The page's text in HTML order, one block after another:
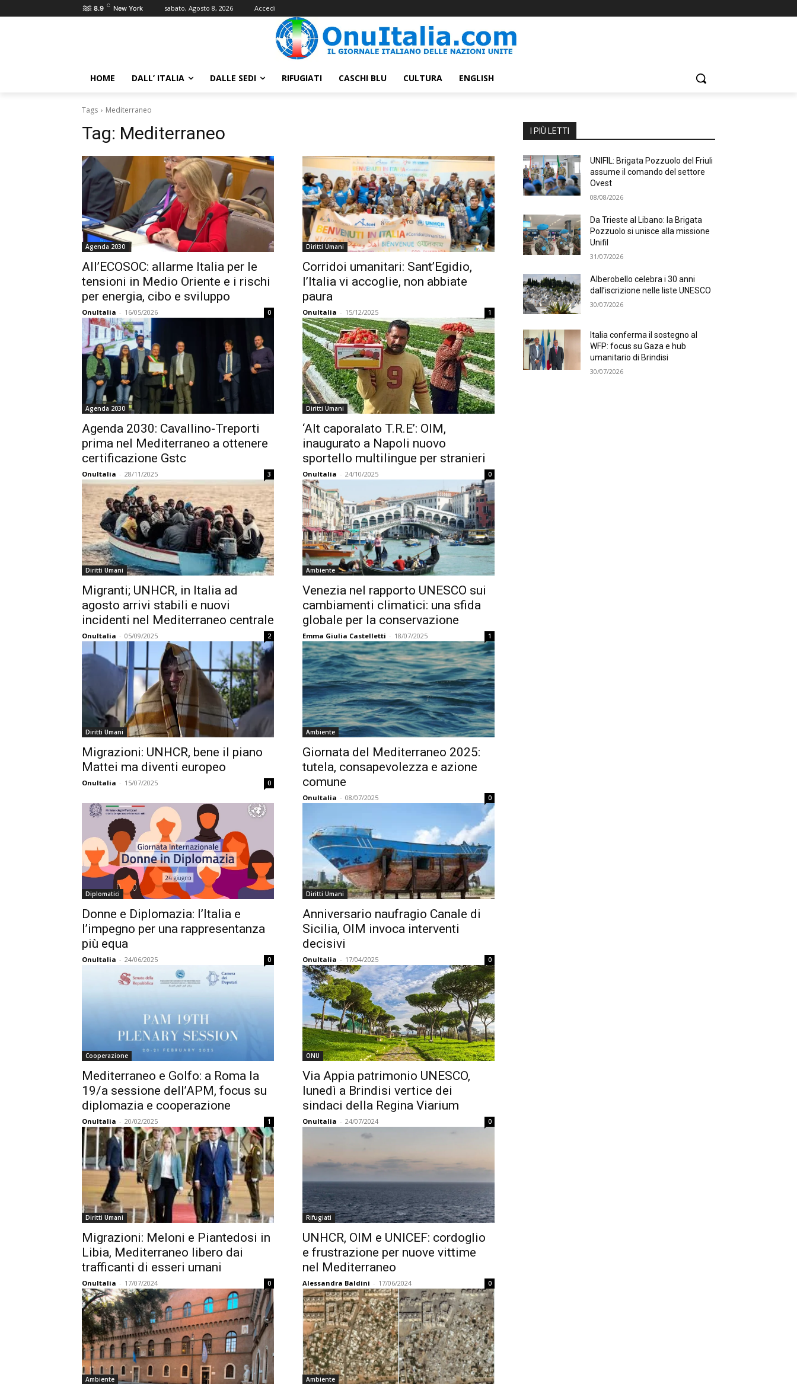
8.9 C New York sabato, Agosto 8, 2026 Accedi
HOME DALL’ ITALIA DALLE SEDI RIFUGIATI CASCHI BLU CULTURA ENGLISH
Tags Mediterraneo
Tag: Mediterraneo
Agenda 2030
All’ECOSOC: allarme Italia per le
tensioni in Medio Oriente e i rischi
per energia, cibo e sviluppo
OnuItalia - 16/05/2026 0
Diritti Umani
Corridoi umanitari: Sant’Egidio,
l’Italia vi accoglie, non abbiate
paura
OnuItalia - 15/12/2025 1
Agenda 2030
Agenda 2030: Cavallino-Treporti
prima nel Mediterraneo a ottenere
certificazione Gstc
OnuItalia - 28/11/2025 3
Diritti Umani
‘Alt caporalato T.R.E’: OIM,
inaugurato a Napoli nuovo
sportello multilingue per stranieri
OnuItalia - 24/10/2025 0
Diritti Umani
Migranti; UNHCR, in Italia ad
agosto arrivi stabili e nuovi
incidenti nel Mediterraneo centrale
OnuItalia - 05/09/2025 2
Ambiente
Venezia nel rapporto UNESCO sui
cambiamenti climatici: una sfida
globale per la conservazione
Emma Giulia Castelletti - 18/07/2025 1
Diritti Umani
Migrazioni: UNHCR, bene il piano
Mattei ma diventi europeo
OnuItalia - 15/07/2025 0
Ambiente
Giornata del Mediterraneo 2025:
tutela, consapevolezza e azione
comune
OnuItalia - 08/07/2025 0
Diplomatici
Donne e Diplomazia: l’Italia e
l’impegno per una rappresentanza
più equa
OnuItalia - 24/06/2025 0
Diritti Umani
Anniversario naufragio Canale di
Sicilia, OIM invoca interventi
decisivi
OnuItalia - 17/04/2025 0
Cooperazione
Mediterraneo e Golfo: a Roma la
19/a sessione dell’APM, focus su
diplomazia e cooperazione
OnuItalia - 20/02/2025 1
ONU
Via Appia patrimonio UNESCO,
lunedì a Brindisi vertice dei
sindaci della Regina Viarium
OnuItalia - 24/07/2024 0
Diritti Umani
Migrazioni: Meloni e Piantedosi in
Libia, Mediterraneo libero dai
trafficanti di esseri umani
OnuItalia - 17/07/2024 0
Rifugiati
UNHCR, OIM e UNICEF: cordoglio
e frustrazione per nuove vittime
nel Mediterraneo
Alessandra Baldini - 17/06/2024 0
Ambiente Ambiente
I PIÙ LETTI
UNIFIL: Brigata Pozzuolo del Friuli
assume il comando del settore
Ovest
08/08/2026
Da Trieste al Libano: la Brigata
Pozzuolo si unisce alla missione
Unifil
31/07/2026
Alberobello celebra i 30 anni
dall’iscrizione nelle liste UNESCO
30/07/2026
Italia conferma il sostegno al
WFP: focus su Gaza e hub
umanitario di Brindisi
30/07/2026